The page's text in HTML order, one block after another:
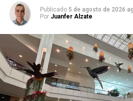
Publicado 5 de agosto de 2026
Por Juanfer Alzate